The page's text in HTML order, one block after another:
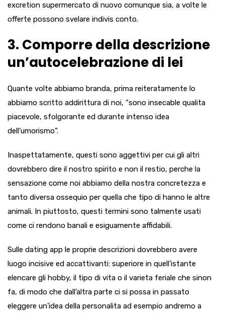
excretion supermercato di nuovo comunque sia, a volte le
offerte possono svelare indivis conto.
3. Comporre della descrizione
un’autocelebrazione di lei
Quante volte abbiamo branda, prima reiteratamente lo
abbiamo scritto addirittura di noi, “sono insecable qualita
piacevole, sfolgorante ed durante intenso idea
dell’umorismo”.
Inaspettatamente, questi sono aggettivi per cui gli altri
dovrebbero dire il nostro spirito e non il restio, perche la
sensazione come noi abbiamo della nostra concretezza e
tanto diversa ossequio per quella che tipo di hanno le altre
animali. In piuttosto, questi termini sono talmente usati
come ci rendono banali e esiguamente affidabili.
Sulle dating app le proprie descrizioni dovrebbero avere
luogo incisive ed accattivanti: superiore in quell’istante
elencare gli hobby, il tipo di vita o il varieta feriale che sinon
fa, di modo che dall’altra parte ci si possa in passato
eleggere un’idea della personalita ad esempio andremo a